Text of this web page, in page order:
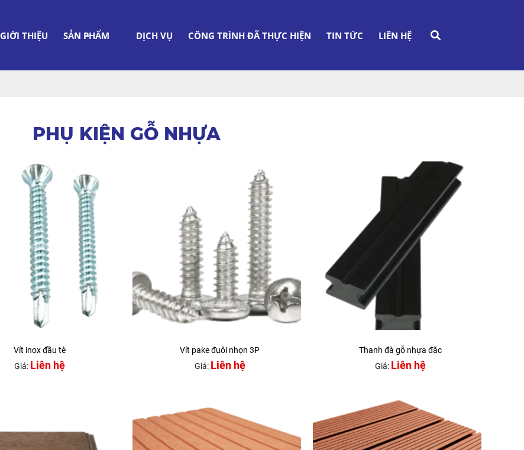
GIỚI THIỆU SẢN PHẨM DỊCH VỤ CÔNG TRÌNH ĐÃ THỰC HIỆN TIN TỨC LIÊN HỆ
PHỤ KIỆN GỖ NHỰA
Vít inox đầu tè
Giá: Liên hệ
Vít pake đuôi nhọn 3P
Giá: Liên hệ
Thanh đà gỗ nhựa đặc
Giá: Liên hệ